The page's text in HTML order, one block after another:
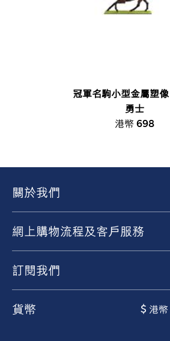
冠軍名駒小型金屬塑
勇士
港幣 698
關於我們
網上購物流程及客戶服務
訂閱我們
貨幣 $ 港幣